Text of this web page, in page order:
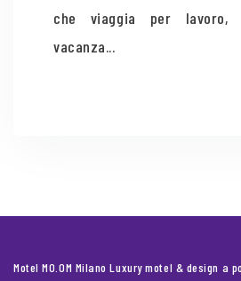
che viaggia per lavoro,
vacanza...
Motel MO.OM Milano Luxury motel & design a